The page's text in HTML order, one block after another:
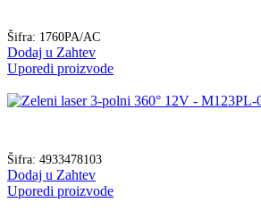
Šifra: 1760PA/AC
Dodaj u Zahtev
Uporedi proizvode
Šifra: 4933478103
Dodaj u Zahtev
Uporedi proizvode